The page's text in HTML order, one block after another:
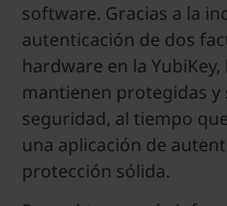
software. Gracias a la
autenticación de dos
hardware en la
mantienen protegidas y
seguridad, al tiempo
una aplicación de
protección sólida.